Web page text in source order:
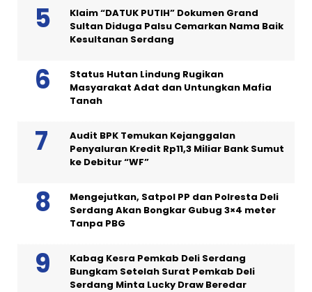
Klaim “DATUK PUTIH” Dokumen Grand
Sultan Diduga Palsu Cemarkan Nama Baik
Kesultanan Serdang
Status Hutan Lindung Rugikan
Masyarakat Adat dan Untungkan Mafia
Tanah
Audit BPK Temukan Kejanggalan
Penyaluran Kredit Rp11,3 Miliar Bank Sumut
ke Debitur “WF”
Mengejutkan, Satpol PP dan Polresta Deli
Serdang Akan Bongkar Gubug 3×4 meter
Tanpa PBG
Kabag Kesra Pemkab Deli Serdang
Bungkam Setelah Surat Pemkab Deli
Serdang Minta Lucky Draw Beredar